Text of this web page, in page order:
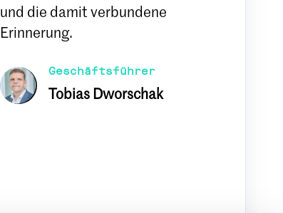
und die damit verbundene
Erinnerung.
Geschäftsführer
Tobias Dworschak